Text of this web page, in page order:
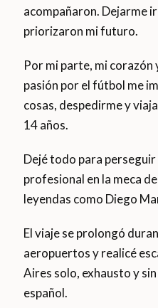
acompañaron. Dejarme
priorizaron mi futuro.
Por mi parte, mi corazón
pasión por el fútbol me
cosas, despedirme y
14 años.
Dejé todo para perseguir
profesional en la meca
leyendas como Diego
El viaje se prolongó
aeropuertos y realicé
Aires solo, exhausto y
español.